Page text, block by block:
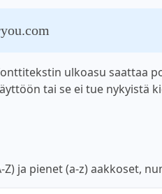
ulkoasu saattaa
tai se ei tue nykyistä
ja pienet (a-z) aakkoset,